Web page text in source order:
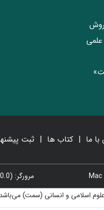
ما کتاب ها ثبت
مرورگر: Google Chrome (131.0.0.0)
اسلامی و انسانی (سمت)